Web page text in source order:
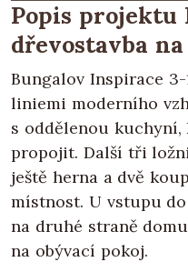
Popis projektu
dřevostavba
Bungalov Inspirace
liniemi moderního
s oddělenou kuchyní,
propojit. Další tři
ještě herna a dvě
místnost. U vstupu
na druhé straně
na obývací pokoj.